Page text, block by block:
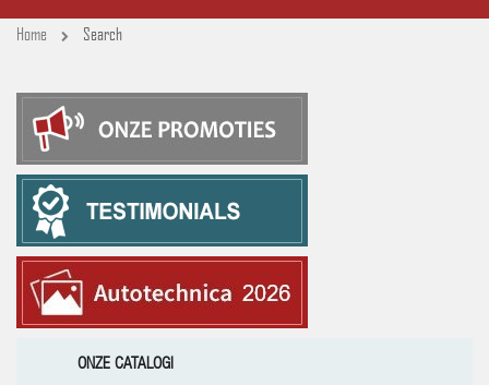
Home Search
ONZE CATALOGI